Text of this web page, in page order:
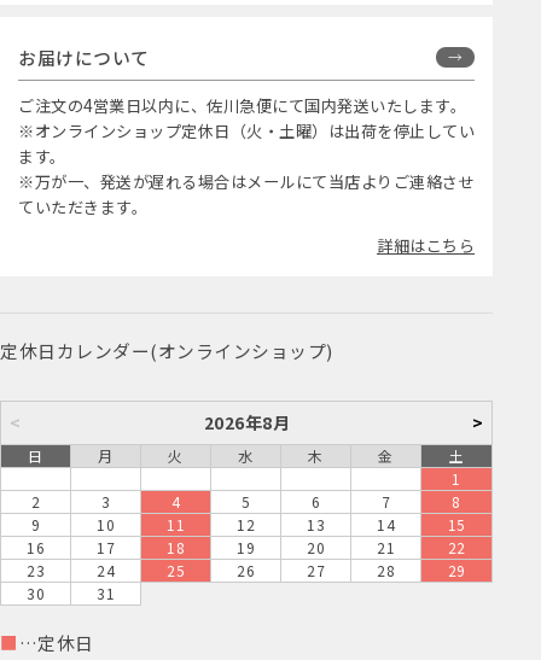
お届けについて
ご注文の4営業日以内に、佐川急便にて国内発送いたします。
※オンラインショップ定休日（火・土曜）は出荷を停止してい
ます。
※万が一、発送が遅れる場合はメールにて当店よりご連絡させ
ていただきます。
詳細はこちら
定休日カレンダー(オンラインショップ)
< 2026年8月 >
日 月 火 水 木 金
土
1
2
3 4 5 6 7
8
9
10 11 12 13 14
15
16
17 18 19 20 21
22
23
24 25 26 27 28
29
30
31
■ …定休日